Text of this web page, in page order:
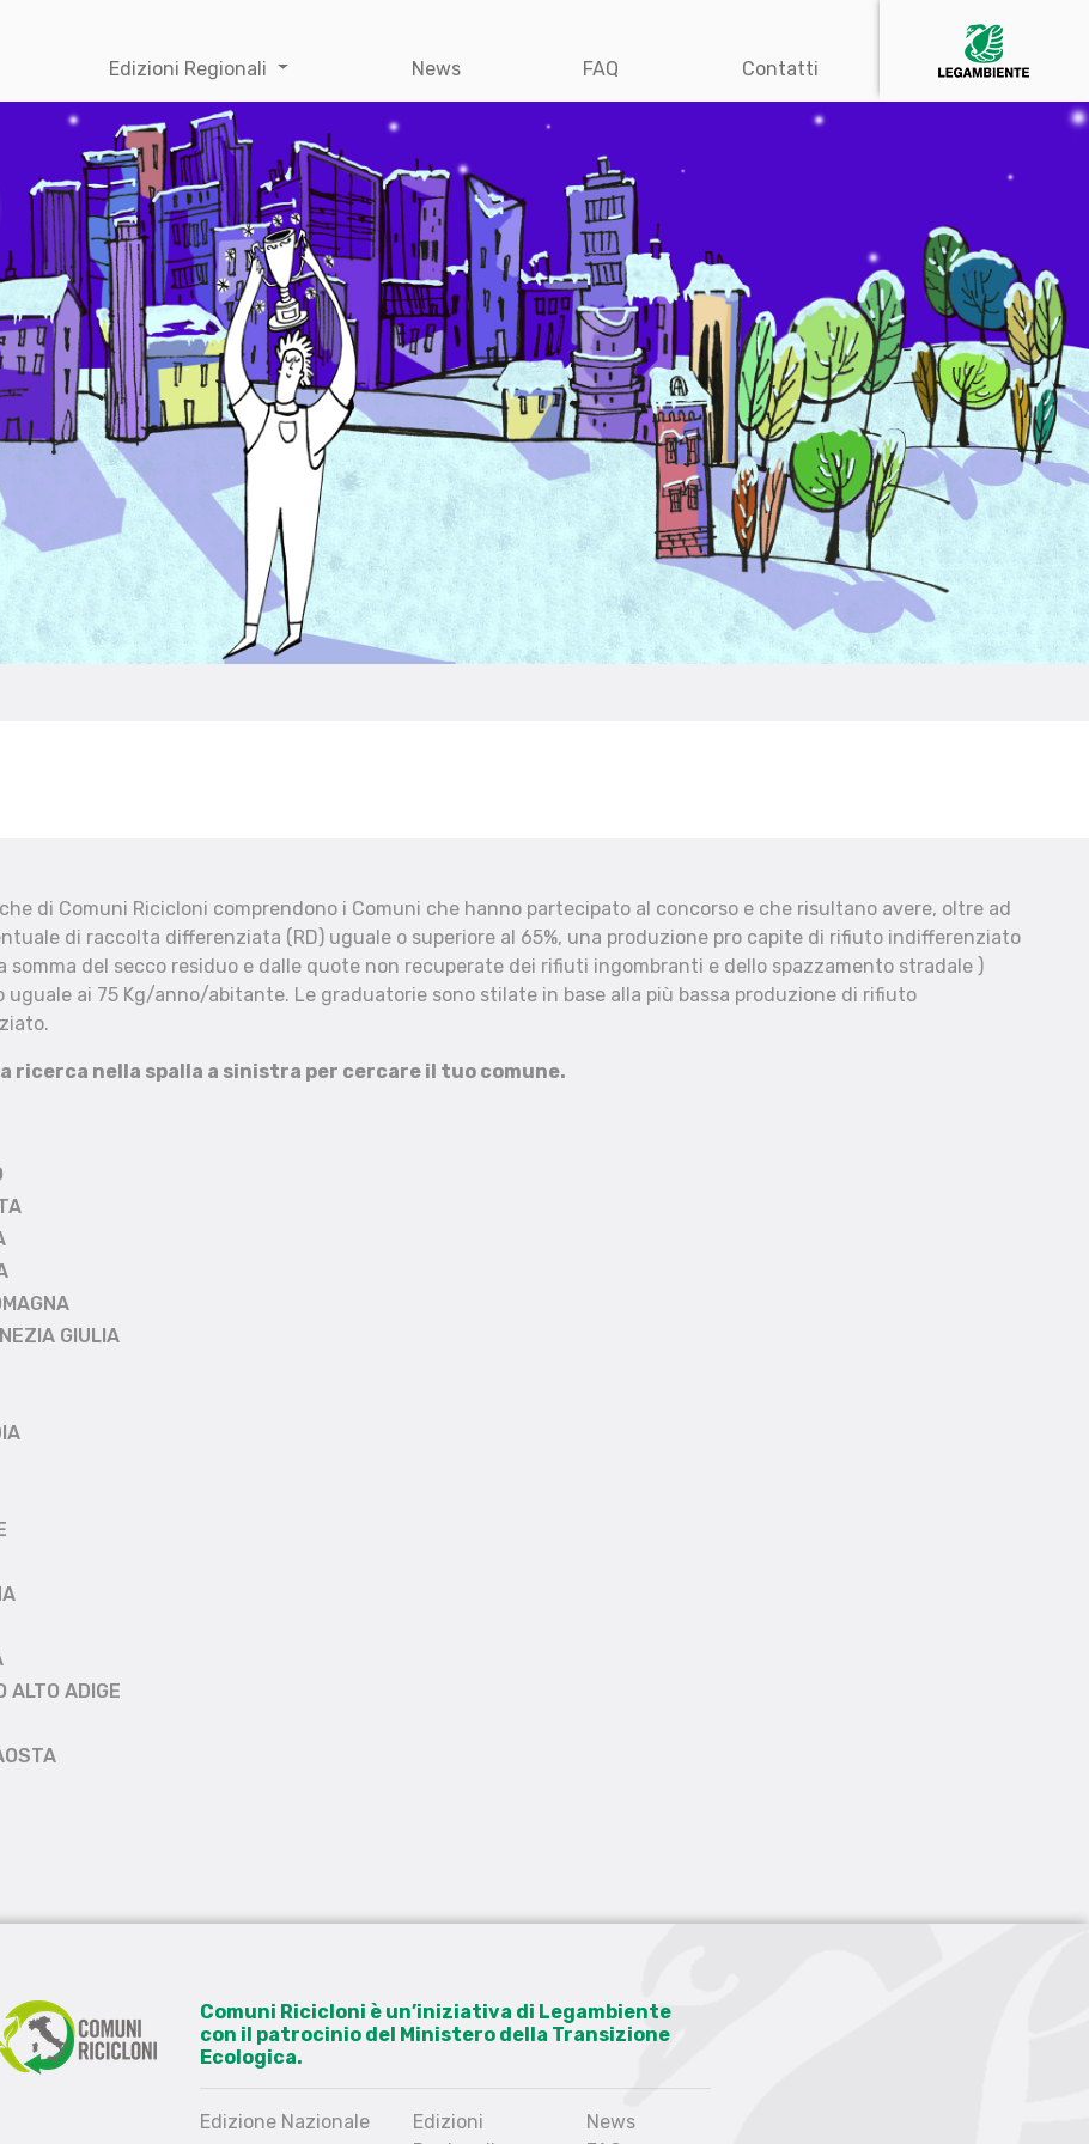
Edizioni Regionali News FAQ Contatti
di Comuni Ricicloni comprendono i Comuni che hanno partecipato al concorso e che risultano avere, oltre ad
di raccolta differenziata (RD) uguale o superiore al 65%, una produzione pro capite di rifiuto indifferenziato
somma del secco residuo e dalle quote non recuperate dei rifiuti ingombranti e dello spazzamento stradale )
uguale ai 75 Kg/anno/abitante. Le graduatorie sono stilate in base alla più bassa produzione di rifiuto
ricerca nella spalla a sinistra per cercare il tuo comune.
GIULIA
ALTO ADIGE
Comuni Ricicloni è un’iniziativa di Legambiente
con il patrocinio del Ministero della Transizione
Ecologica.
Edizione Nazionale
Edizioni
News